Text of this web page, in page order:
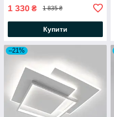
1 330 ₴ 1 835 ₴
Купити
–21%